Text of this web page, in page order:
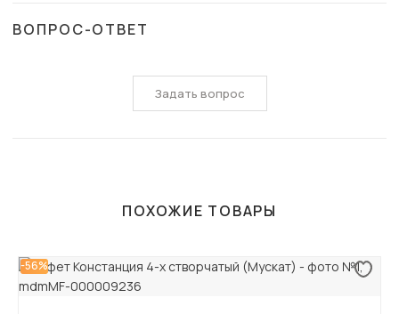
ВОПРОС-ОТВЕТ
Задать вопрос
ПОХОЖИЕ ТОВАРЫ
-56%